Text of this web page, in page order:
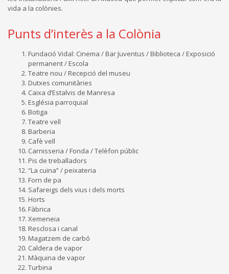
vida a la colònies.
Punts d’interès a la Colònia
Fundació Vidal: Cinema / Bar Juventus / Biblioteca / Exposició
permanent / Escola
Teatre nou / Recepció del museu
Dutxes comunitàries
Caixa d’Estalvis de Manresa
Església parroquial
Botiga
Teatre vell
Barberia
Cafè vell
Carnisseria / Fonda / Telèfon públic
Pis de treballadors
“La cuina” / peixateria
Forn de pa
Safareigs dels vius i dels morts
Horts
Fàbrica
Xemeneia
Resclosa i canal
Magatzem de carbó
Caldera de vapor
Màquina de vapor
Turbina